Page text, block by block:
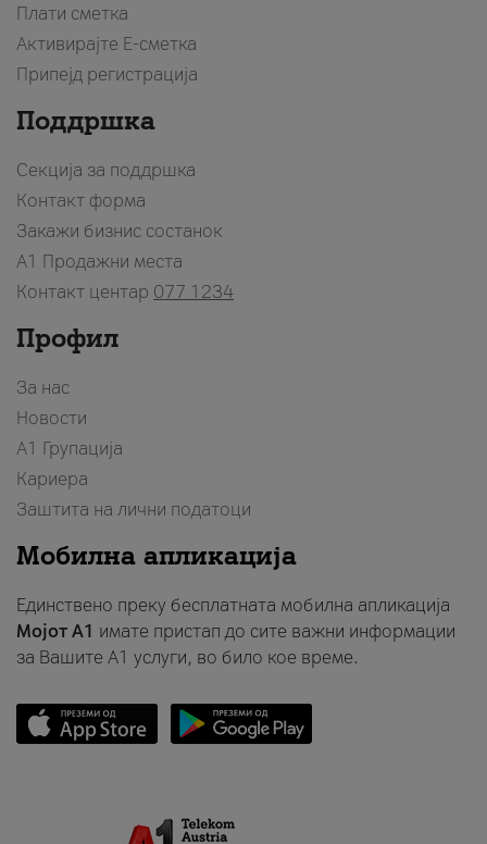
Плати сметка
Активирајте Е-сметка
Припејд регистрација
Поддршка
Секција за поддршка
Контакт форма
Закажи бизнис состанок
A1 Продажни места
Контакт центар 077 1234
Профил
За нас
Новости
А1 Групација
Кариера
Заштита на лични податоци
Мобилна апликација
Единствено преку бесплатната мобилна апликација
Мојот A1 имате пристап до сите важни информации
за Вашите A1 услуги, во било кое време.